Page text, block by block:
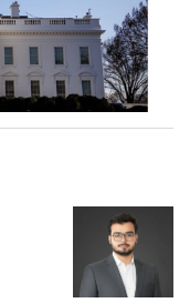
صومالی وزیر دفاع کا اعلیٰ
اتفاق